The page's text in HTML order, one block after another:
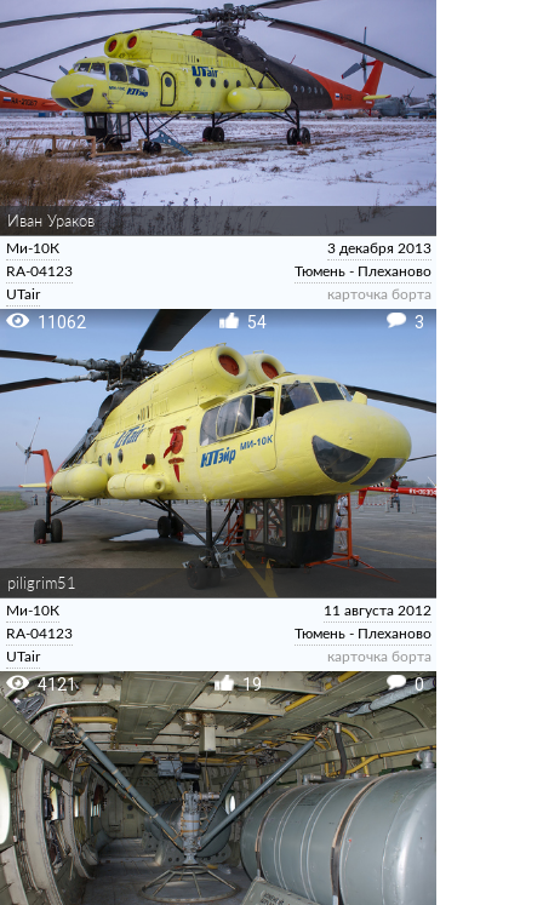
Иван Ураков
Ми-10К
RA-04123
UTair
3 декабря 2013
Тюмень - Плеханово
карточка борта
11062 54 3
piligrim51
Ми-10К
RA-04123
UTair
11 августа 2012
Тюмень - Плеханово
карточка борта
4121 19 0